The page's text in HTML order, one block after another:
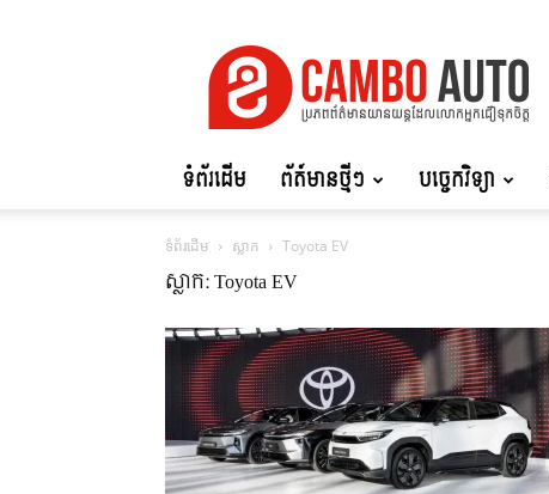
Auto
ទំព័រដើម ព័ត៍មានថ្មីៗ បច្ចេកវិទ្យា
ទំព័រដើម ស្លាក Toyota EV
ស្លាក: Toyota EV